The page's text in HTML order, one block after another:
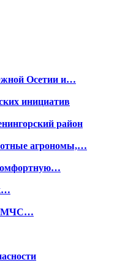
Осетии и…
инициатив
район
агрономы,…
МЧС…